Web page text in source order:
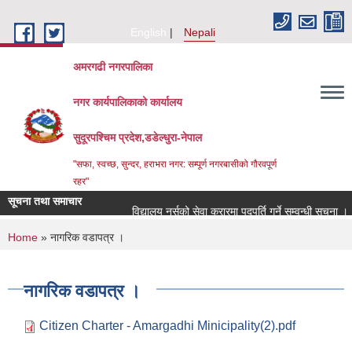
English
Nepali
अमरगढी नगरपालिका
नगर कार्यपालिकाको कार्यालय
सुदूरपश्चिम प्रदेश,डडेल्धुरा-नेपाल
"सफा, स्वच्छ, सुन्दर, हराभरा नगर: सम्पूर्ण नगरबासीको गौरवपूर्ण
रहर"
सूचना तथा समाचार
विद्यालय नर्सको सेवा करारमा पदपूर्ति गर्ने सम्वन्धी सूचना ।।
You are here
Home » नागरिक वडापत्र ।
नागरिक वडापत्र ।
Citizen Charter - Amargadhi Minicipality(2).pdf